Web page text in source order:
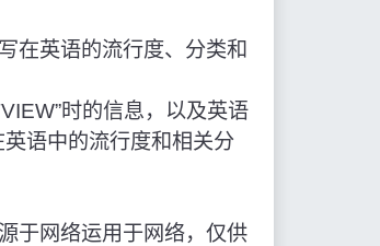
在英语的流行度、分类和
时的信息，以及英语
语中的流行度和相关分
于网络运用于网络，仅供